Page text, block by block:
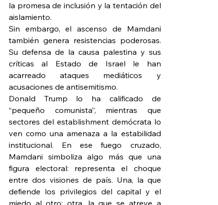
la promesa de inclusión y la tentación del
aislamiento.
Sin embargo, el ascenso de Mamdani
también genera resistencias poderosas.
Su defensa de la causa palestina y sus
críticas al Estado de Israel le han
acarreado ataques mediáticos y
acusaciones de antisemitismo.
Donald Trump lo ha calificado de
“pequeño comunista”, mientras que
sectores del establishment demócrata lo
ven como una amenaza a la estabilidad
institucional. En ese fuego cruzado,
Mamdani simboliza algo más que una
figura electoral: representa el choque
entre dos visiones de país. Una, la que
defiende los privilegios del capital y el